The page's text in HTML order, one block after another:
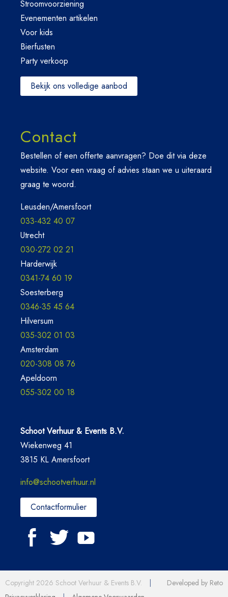
Stroomvoorziening
Evenementen artikelen
Voor kids
Bierfusten
Party verkoop
Bekijk ons volledige aanbod
Contact
Bestellen of een offerte aanvragen? Doe dit via deze
website. Voor een vraag of advies staan we u uiteraard
graag te woord.
Leusden/Amersfoort
033-432 40 07
Utrecht
030-272 02 21
Harderwijk
0341-74 60 19
Soesterberg
0346-35 45 64
Hilversum
035-302 01 03
Amsterdam
020-308 08 76
Apeldoorn
055-302 00 18
Schoot Verhuur & Events B.V.
Wiekenweg 41
3815 KL Amersfoort
info@schootverhuur.nl
Contactformulier
Developed by Reto
Copyright 2026 Schoot Verhuur & Events B.V.